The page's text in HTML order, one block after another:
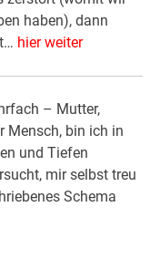
haben), dann
hier weiter
– Mutter,
Mensch, bin ich in
und Tiefen
mir selbst treu
Schema